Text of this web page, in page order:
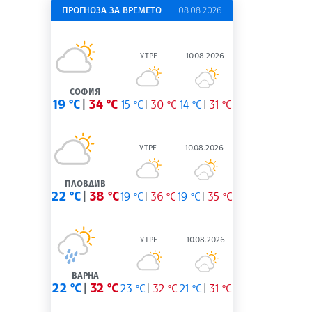
ПРОГНОЗА ЗА ВРЕМЕТО 08.08.2026
СОФИЯ
19 °C 34 °C
УТРЕ
15 °C 30 °C
10.08.2026
14 °C 31 °C
ПЛОВДИВ
22 °C 38 °C
УТРЕ
19 °C 36 °C
10.08.2026
19 °C 35 °C
ВАРНА
22 °C 32 °C
УТРЕ
23 °C 32 °C
10.08.2026
21 °C 31 °C